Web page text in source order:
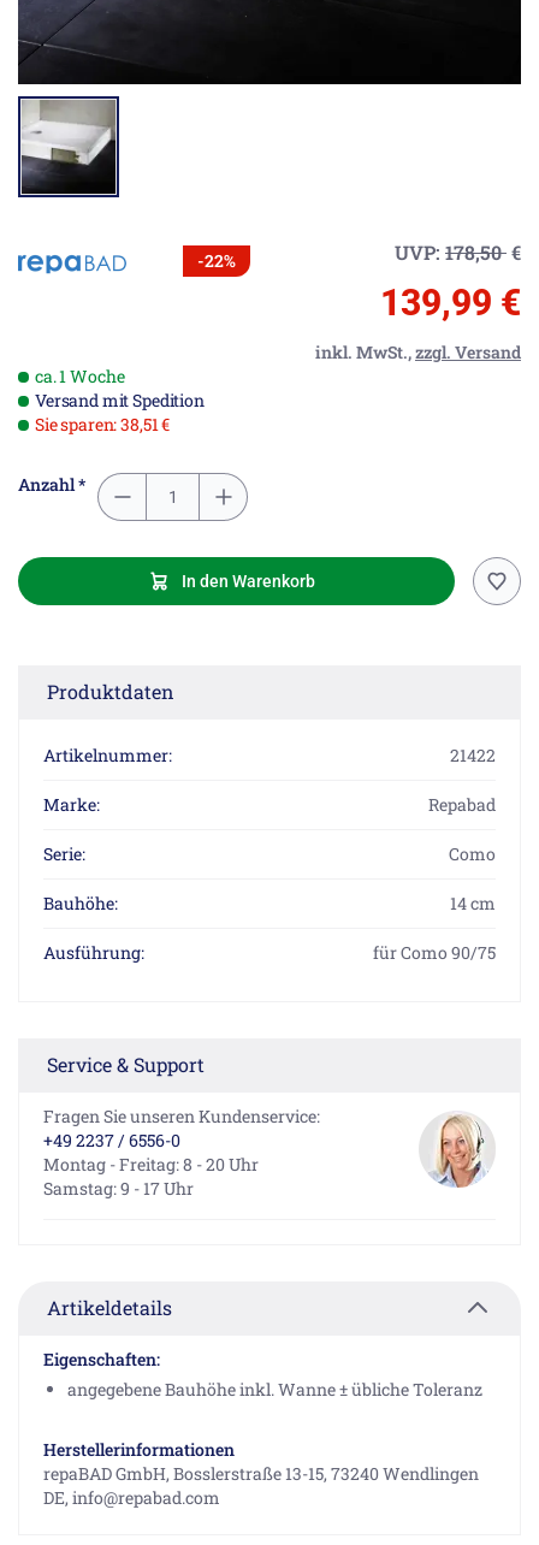
-22% UVP: 178,50€
139,99 €
inkl. MwSt.,zzgl. Versand
ca. 1 Woche
Versand mit Spedition
Sie sparen: 38,51 €
Anzahl *
In den Warenkorb
Produktdaten
Artikelnummer: 21422
Marke: Repabad
Serie: Como
Bauhöhe: 14 cm
Ausführung: für Como 90/75
Service & Support
Fragen Sie unseren Kundenservice:
+49 2237 / 6556-0
Montag - Freitag: 8 - 20 Uhr
Samstag: 9 - 17 Uhr
Artikeldetails
Eigenschaften:
angegebene Bauhöhe inkl. Wanne ± übliche Toleranz
Herstellerinformationen
repaBAD GmbH, Bosslerstraße 13-15, 73240 Wendlingen
DE, info@repabad.com